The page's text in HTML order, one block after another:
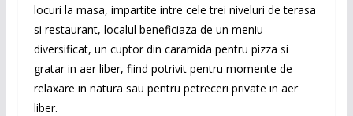
locuri la masa, impartite intre cele trei niveluri de terasa
si restaurant, localul beneficiaza de un meniu
diversificat, un cuptor din caramida pentru pizza si
gratar in aer liber, fiind potrivit pentru momente de
relaxare in natura sau pentru petreceri private in aer
liber.